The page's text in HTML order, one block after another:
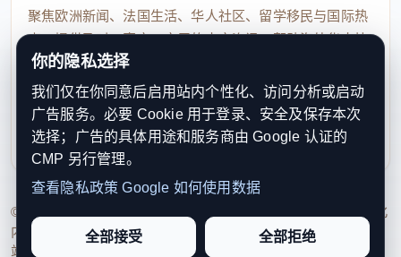
聚焦欧洲新闻、法国生活、华人社区、留学移民与国际热
点，提供及时、真实、实用的中文资讯，帮助海外华人快
速了解欧洲动态。
contact@xinouzhou.com
服务支持、版权与合作：工作日优先处理站务、投稿与权
利通知
© 2026 新欧洲·欧洲头条. All Rights Reserved. 本网站持续优化
内容透明度、联系方式与用户权利说明，以提升品牌信任感和
站点完整度。
你的隐私选择
我们仅在你同意后启用站内个性化、访问分析或启动
广告服务。必要 Cookie 用于登录、安全及保存本次
选择；广告的具体用途和服务商由 Google 认证的
CMP 另行管理。
查看隐私政策 Google 如何使用数据
全部接受 全部拒绝